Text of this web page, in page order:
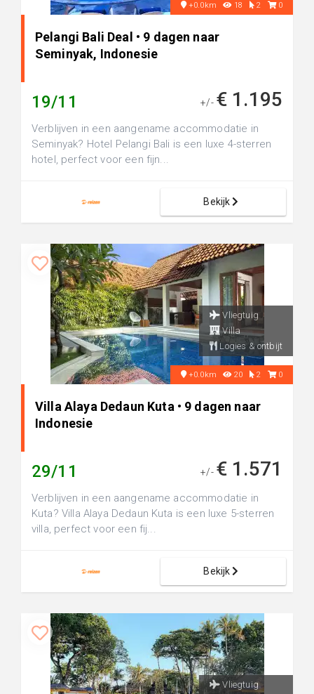
+0.0km 18 2 0
Pelangi Bali Deal • 9 dagen naar
Seminyak, Indonesie
19/11 +/- € 1.195
Verblijven in een aangename accommodatie in
Seminyak? Hotel Pelangi Bali is een luxe 4-sterren
hotel, perfect voor een fijn...
Bekijk
Vliegtuig
Villa
Logies & ontbijt
+0.0km 20 2 0
Villa Alaya Dedaun Kuta • 9 dagen naar
Indonesie
29/11 +/- € 1.571
Verblijven in een aangename accommodatie in
Kuta? Villa Alaya Dedaun Kuta is een luxe 5-sterren
villa, perfect voor een fij...
Bekijk
Vliegtuig